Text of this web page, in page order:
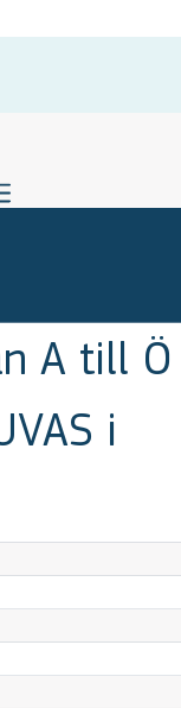
A till Ö
i